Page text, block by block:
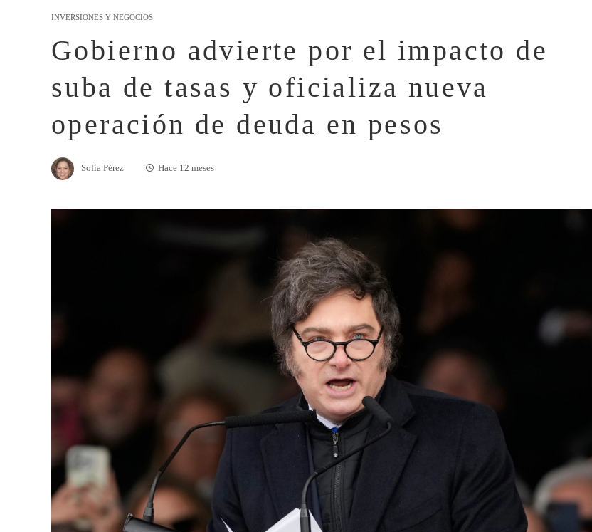
INVERSIONES Y NEGOCIOS
Gobierno advierte por el impacto de
suba de tasas y oficializa nueva
operación de deuda en pesos
Sofía Pérez Hace 12 meses